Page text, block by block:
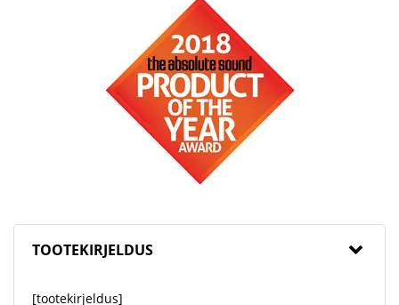
TOOTEKIRJELDUS
[tootekirjeldus]